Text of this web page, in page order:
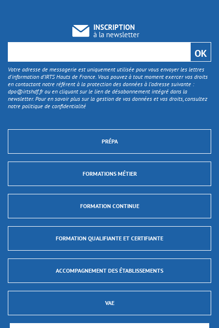
INSCRIPTION
à la newsletter
Votre adresse de messagerie est uniquement utilisée pour vous envoyer les lettres
d'information d’IRTS Hauts de France. Vous pouvez à tout moment exercer vos droits
en contactant notre référent à la protection des données à l’adresse suivante :
dpo@irtshdf.frou en cliquant sur le lien de désabonnement intégré dans la
newsletter. Pour en savoir plus sur la gestion de vos données et vos droits, consultez
notre politique de confidentialité
PRÉPA
FORMATIONS MÉTIER
FORMATION CONTINUE
FORMATION QUALIFIANTE ET CERTIFIANTE
ACCOMPAGNEMENT DES ÉTABLISSEMENTS
VAE